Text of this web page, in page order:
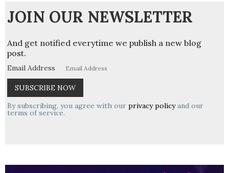
JOIN OUR NEWSLETTER
And get notified everytime we publish a new blog
post.
Email Address
By subscribing, you agree with our privacy policyand our
terms of service.